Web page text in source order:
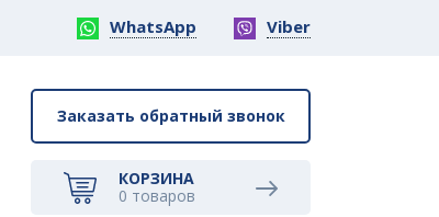
WhatsApp Viber
Заказать обратный звонок
КОРЗИНА
0 товаров